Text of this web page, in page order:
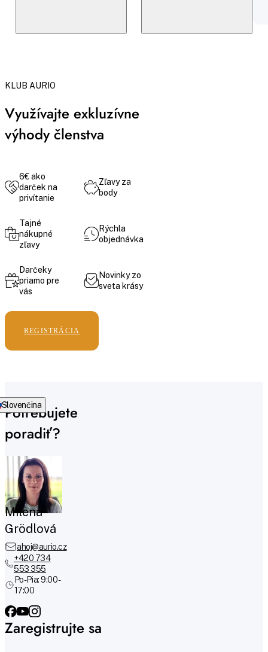
KLUB AURIO
Využívajte exkluzívne
výhody členstva
6€ ako
darček na
privítanie
Zľavy za
body
Tajné
nákupné
zľavy
Rýchla
objednávka
Darčeky
priamo pre
vás
Novinky zo
sveta krásy
REGISTRÁCIA
Potrebujete
poradiť?
Milena
Grödlová
ahoj@aurio.cz
+420 734
553 355
Po-Pia: 9:00 -
17:00
Zaregistrujte sa
Slovenčina